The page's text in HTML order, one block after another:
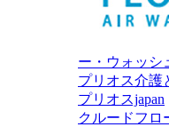
ー・ウォッシ
プリオス介護
プリオスjapan
クルードフロ